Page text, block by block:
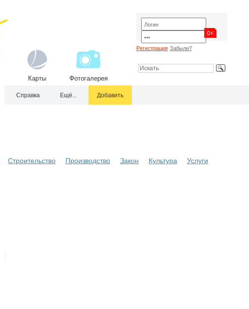
Карты Фотогалерея
Регистрация Забыли?
Справка Ещё... Добавить
Строительство Производство Закон Культура
Услуги